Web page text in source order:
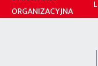
ORGANIZACYJNA